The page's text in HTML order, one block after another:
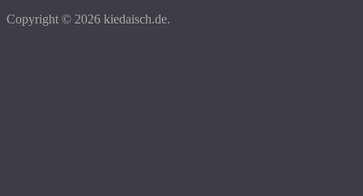
Copyright © 2026 kiedaisch.de.